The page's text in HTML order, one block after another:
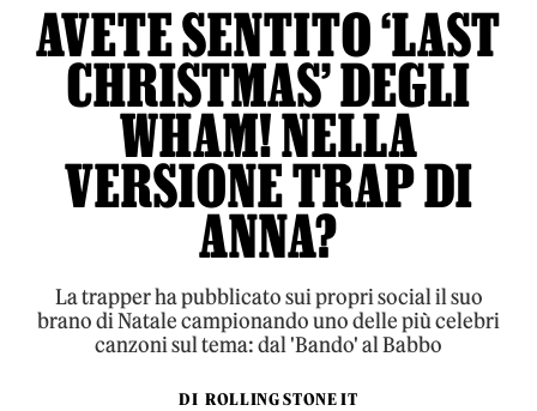
AVETE SENTITO ‘LAST
CHRISTMAS’ DEGLI
WHAM! NELLA
VERSIONE TRAP DI
ANNA?
La trapper ha pubblicato sui propri social il suo
brano di Natale campionando uno delle più celebri
canzoni sul tema: dal 'Bando' al Babbo
DI ROLLING STONE IT